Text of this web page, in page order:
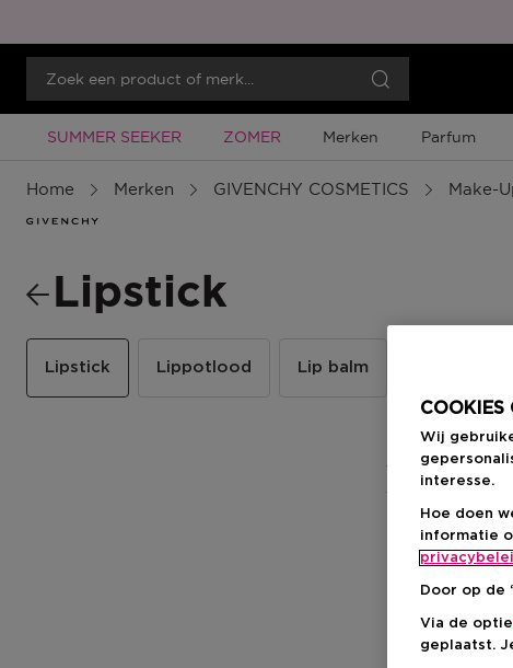
Tijdelijke Promotie
SUMMER SEEKER Tijdelijke Promotie
ZOMER Merken Parfum
Home Merken GIVENCHY COSMETICS Make-
Lipstick
Lipstick Lippotlood Lip balm
5 Resultaten
COOKIES
Wij
interesse.
Hoe doen
informatie
Door op de
Via de optie
geplaatst.